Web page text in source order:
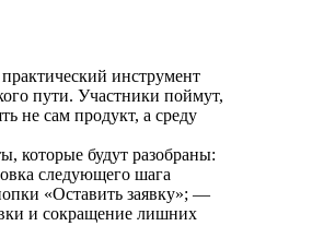
инструмент
пути. Участники поймут,
не сам продукт, а среду
которые будут разобраны:
следующего шага
«Оставить заявку»; —
и сокращение лишних